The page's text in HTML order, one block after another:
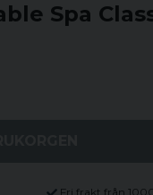
Spa
Fri frakt från